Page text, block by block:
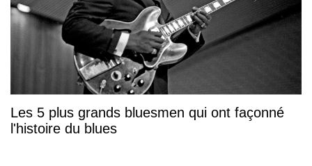
Les 5 plus grands bluesmen qui ont façonné
l'histoire du blues